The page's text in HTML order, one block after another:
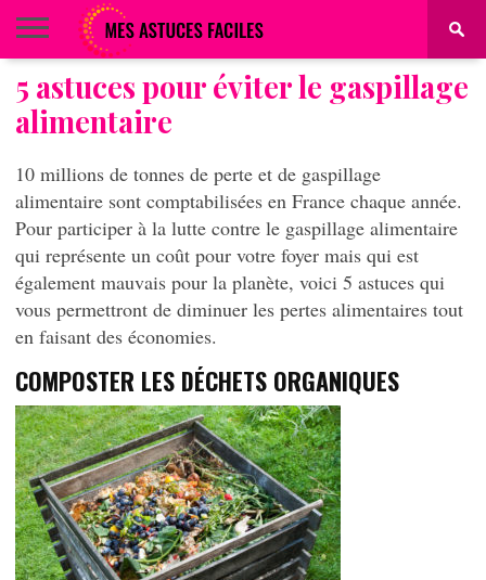
BEAUTÉ
COIFFURE
ALIMENTATION
MAQUILLAGE
MAISON
5 astuces pour éviter le gaspillage
alimentaire
10 millions de tonnes de perte et de gaspillage
alimentaire sont comptabilisées en France chaque année.
Pour participer à la lutte contre le gaspillage alimentaire
qui représente un coût pour votre foyer mais qui est
également mauvais pour la planète, voici 5 astuces qui
vous permettront de diminuer les pertes alimentaires tout
en faisant des économies.
COMPOSTER LES DÉCHETS ORGANIQUES